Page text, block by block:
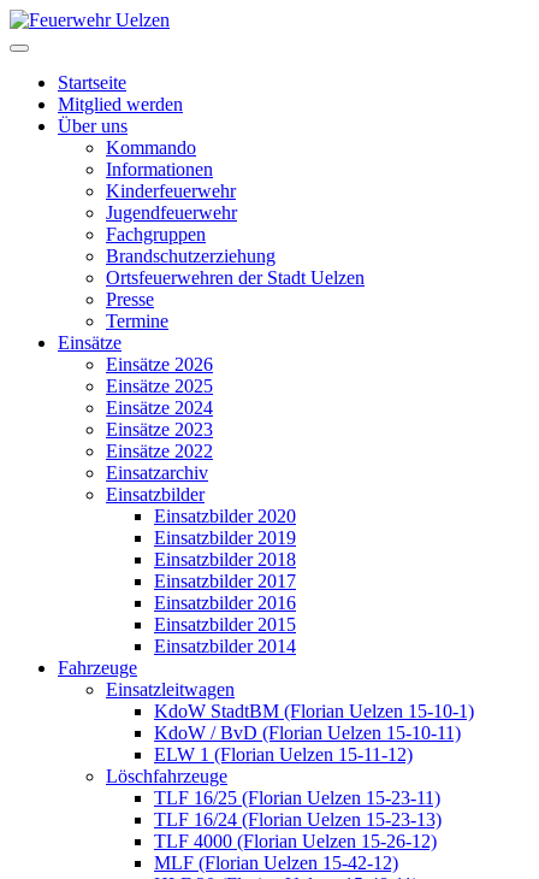
Startseite
Mitglied werden
Über uns
Kommando
Informationen
Kinderfeuerwehr
Jugendfeuerwehr
Fachgruppen
Brandschutzerziehung
Ortsfeuerwehren der Stadt Uelzen
Presse
Termine
Einsätze
Einsätze 2026
Einsätze 2025
Einsätze 2024
Einsätze 2023
Einsätze 2022
Einsatzarchiv
Einsatzbilder
Einsatzbilder 2020
Einsatzbilder 2019
Einsatzbilder 2018
Einsatzbilder 2017
Einsatzbilder 2016
Einsatzbilder 2015
Einsatzbilder 2014
Fahrzeuge
Einsatzleitwagen
KdoW StadtBM (Florian Uelzen 15-10-1)
KdoW / BvD (Florian Uelzen 15-10-11)
ELW 1 (Florian Uelzen 15-11-12)
Löschfahrzeuge
TLF 16/25 (Florian Uelzen 15-23-11)
TLF 16/24 (Florian Uelzen 15-23-13)
TLF 4000 (Florian Uelzen 15-26-12)
MLF (Florian Uelzen 15-42-12)